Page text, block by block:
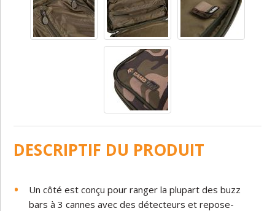
DESCRIPTIF DU PRODUIT
Un côté est conçu pour ranger la plupart des buzz
bars à 3 cannes avec des détecteurs et repose-